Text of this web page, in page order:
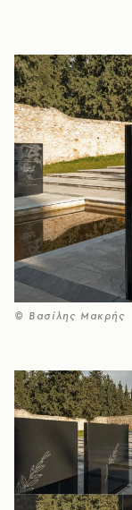
© Βασίλης Μακρής